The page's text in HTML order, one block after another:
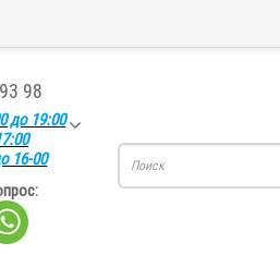
98
до 19:00
16-00